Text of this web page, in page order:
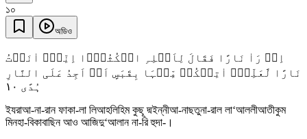
১০
অডিও
اِذۡ رَاٰ نَارًا فَقَالَ لِاَہۡلِہِ امۡکُثُوۡۤا اِنِّیۡۤ اٰنَسۡتُ
نَارًا لَّعَلِّیۡۤ اٰتِیۡکُمۡ مِّنۡہَا بِقَبَسٍ اَوۡ اَجِدُ عَلَی النَّارِ
ہُدًی ١۰
ইযরাআ-না-রান ফাকা-লা লিআহলিহিম কুছূ দ্মইন্নীআ-নাছতুনা-রাল লা‘আললীআতীকুম
মিনহা-বিকাবাছিন আও আজিদু‘আলান না-রি হুদা-।